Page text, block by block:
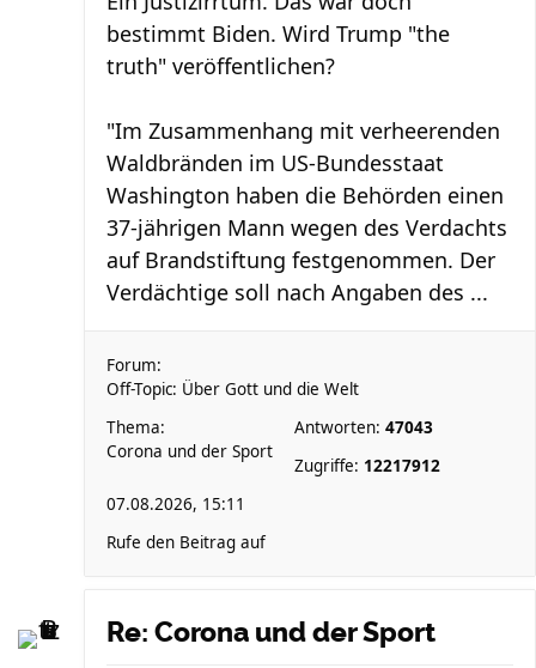
bestimmt Biden. Wird Trump "the
truth" veröffentlichen?
"Im Zusammenhang mit verheerenden
Waldbränden im US-Bundesstaat
Washington haben die Behörden einen
37-jährigen Mann wegen des Verdachts
auf Brandstiftung festgenommen. Der
Verdächtige soll nach Angaben des ...
Forum:
Off-Topic: Über Gott und die Welt
Thema:
Corona und der Sport
Antworten: 47043
Zugriffe: 12217912
07.08.2026, 15:11
Rufe den Beitrag auf
Re: Corona und der Sport